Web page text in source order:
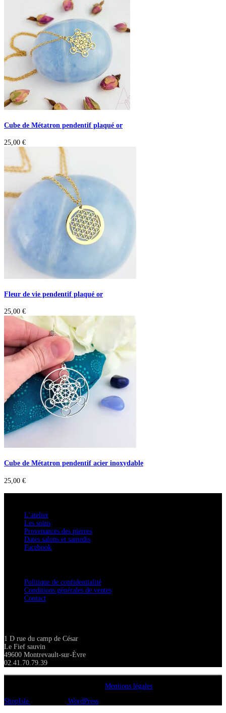
Cube de Métatron pendentif plaqué or
25,00 €
Fleur de vie pendentif plaqué or
25,00 €
Cube de Métatron pendentif acier inoxydable
25,00 €
L’atelier
Les soins
Provenances des pierres
Dates salons et samedis
Facebook
Politique de confidentialité
Conditions générales de ventes
Contact
1 D rue du camp de César
Le Fief sauvin
49600 Montrevault-sur-Èvre
02.41.70.79.39
Mentions légales
ShopIsle
WordPress